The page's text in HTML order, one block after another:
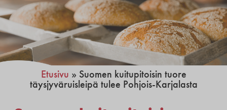
Etusivu » Suomen kuitupitoisin tuore
täysjyväruisleipä tulee Pohjois-Karjalasta